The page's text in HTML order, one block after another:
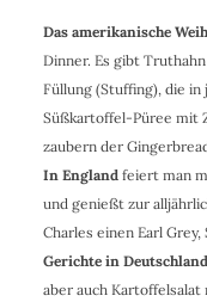
Das amerikanische
Dinner. Es gibt
Füllung (Stuffing), die
Süßkartoffel-Püree mit
zaubern der
In Englandfeiert man
und genießt zur
Charles einen Earl
Gerichte in Deutschland
aber auch Kartoffelsalat